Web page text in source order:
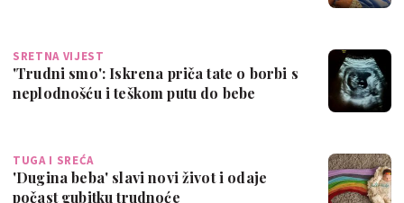
SRETNA VIJEST
'Trudni smo': Iskrena priča tate o borbi s
neplodnošću i teškom putu do bebe
TUGA I SREĆA
'Dugina beba' slavi novi život i odaje
počast gubitku trudnoće